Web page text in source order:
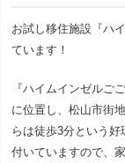
お試し移住施設『ハ
ています！
『ハイムインゼルご
に位置し、松山市街
らは徒歩3分という好
付いていますので、